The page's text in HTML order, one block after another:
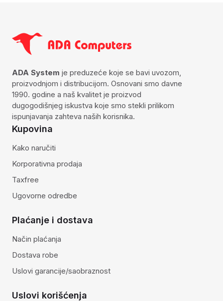
ADA System je preduzeće koje se bavi uvozom,
proizvodnjom i distribucijom. Osnovani smo davne
1990. godine a naš kvalitet je proizvod
dugogodišnjeg iskustva koje smo stekli prilikom
ispunjavanja zahteva naših korisnika.
Kupovina
Kako naručiti
Korporativna prodaja
Taxfree
Ugovorne odredbe
Plaćanje i dostava
Način plaćanja
Dostava robe
Uslovi garancije/saobraznost
Uslovi korišćenja